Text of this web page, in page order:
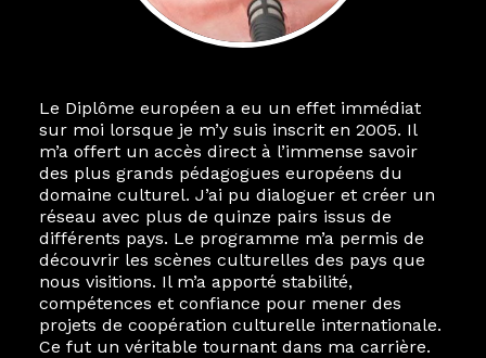
Le Diplôme européen a eu un effet immédiat
sur moi lorsque je m’y suis inscrit en 2005. Il
m’a offert un accès direct à l’immense savoir
des plus grands pédagogues européens du
domaine culturel. J’ai pu dialoguer et créer un
réseau avec plus de quinze pairs issus de
différents pays. Le programme m’a permis de
découvrir les scènes culturelles des pays que
nous visitions. Il m’a apporté stabilité,
compétences et confiance pour mener des
projets de coopération culturelle internationale.
Ce fut un véritable tournant dans ma carrière.